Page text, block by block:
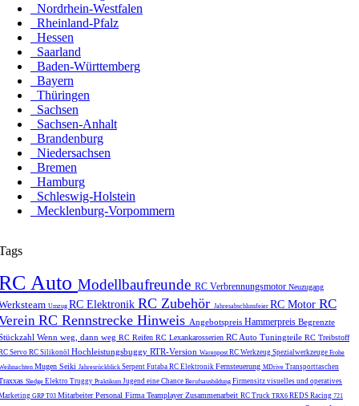
Nordrhein-Westfalen
Rheinland-Pfalz
Hessen
Saarland
Baden-Württemberg
Bayern
Thüringen
Sachsen
Sachsen-Anhalt
Brandenburg
Niedersachsen
Bremen
Hamburg
Schleswig-Holstein
Mecklenburg-Vorpommern
Auto Modellbaufreunde RC Verbrennungsmotor Neuzugang
Umzug RC Elektronik RC Zubehör Jahresabschlussfeier RC Motor RC
RC Rennstrecke Hinweis Angebotspreis Hammerpreis Begrenzte
Wenn weg, dann weg RC Reifen RC Lexankarosserien RC Auto Tuningteile RC Treibstoff
Servo RC Silikonöl Hochleistungsbuggy RTR-Version Warenpost RC Werkzeug Spezialwerkzeuge Frohe
Mugen Seiki Jahresrückblick Serpent Futaba RC Elektronik Fernsteuerung MDrive Transporttaschen
Sledge Elektro Truggy Praktikum Jugend eine Chance Berufsausbildung Firmensitz visuelles und operatives
GRP T03 MitarbeiterPersonal FirmaTeamplayerZusammenarbeit RC Truck TRX6 REDS Racing 721